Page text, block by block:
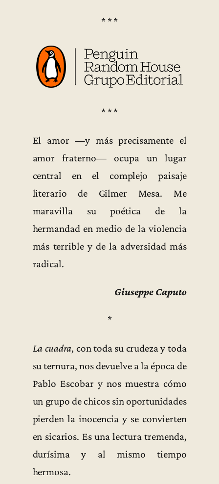
* * *
* * *
El amor —y más precisamente el
amor fraterno— ocupa un lugar
central en el complejo paisaje
literario de Gilmer Mesa. Me
maravilla su poética de la
hermandad en medio de la violencia
más terrible y de la adversidad más
radical.
Giuseppe Caputo
*
La cuadra, con toda su crudeza y toda
su ternura, nos devuelve a la época de
Pablo Escobar y nos muestra cómo
un grupo de chicos sin oportunidades
pierden la inocencia y se convierten
en sicarios. Es una lectura tremenda,
durísima y al mismo tiempo
hermosa.